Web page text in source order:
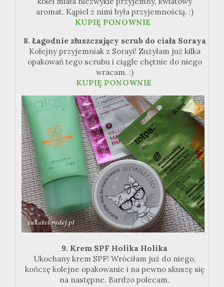
aromat. Kąpiel z nimi była przyjemnością. :)
KUPIĘ PONOWNIE
8. Łagodnie złuszczający scrub do ciała Soraya
Kolejnyprzyjemniakz Sorayi! Zużyłam już kilka
opakowań tego scrubu i ciągle chętnie do niego
wracam. :)
KUPIĘ PONOWNIE
9. Krem SPF Holika Holika
Ukochany krem SPF! Wróciłam już do niego,
kończę kolejne opakowanie i na pewno skuszę się
na następne. Bardzo polecam.